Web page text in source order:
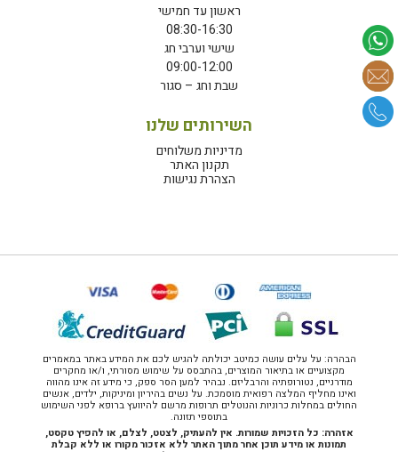
ראשון עד חמישי
08:30-16:30
שישי וערבי חג
09:00-12:00
שבת וחג – סגור
השירותים שלנו
מדיניות משלוחים
תקנון האתר
הצהרת נגישות
הבהרה: על עלים עושה כמיטב יכולתה להגיש לכם את המידע באתר במאמרים
מקצועיים או בתיאור המוצרים, בהתבסס על שימוש מסורתי, ו/או מחקרים
מודרניים, נטורופתיה והרבליזם. נבהיר למען הסר ספק, כי מידע זה אינו מהווה
ואינו מחליף המלצה רפואית מוסמכת. על נשים בהיריון ומיניקות, ילדים, אנשים
החולים במחלות כרוניות והנוטלים תרופות מרשם להיוועץ ברופא לפני השימוש
בתוספי תזונה.
אזהרה: כל הזכויות שמורות. אין להעתיק, לצטט, לצלם, או להפיץ טקסט,
תמונות או מידע תוכן אחר מתוך האתר ללא אזכור מקורו או ללא קבלת